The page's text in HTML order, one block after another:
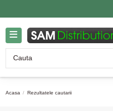
Acasa Rezultatele cautarii